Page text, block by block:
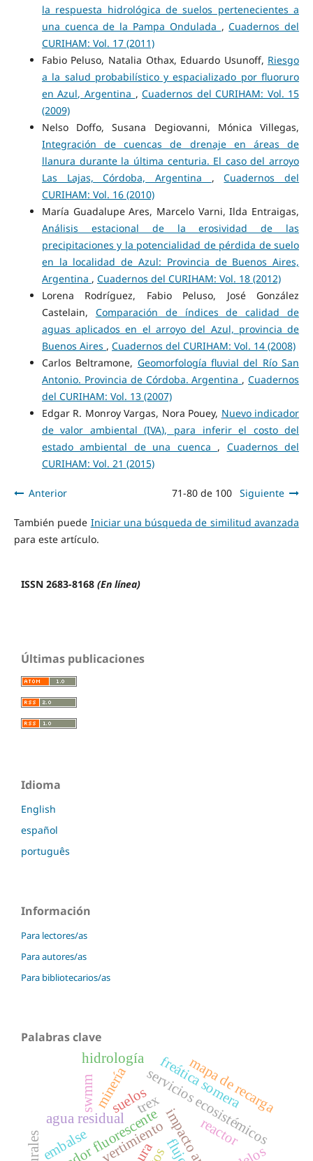
la respuesta hidrológica de suelos pertenecientes a
una cuenca de la Pampa Ondulada ,Cuadernos del
CURIHAM: Vol. 17 (2011)
Fabio Peluso, Natalia Othax, Eduardo Usunoff, Riesgo
a la salud probabilístico y espacializado por fluoruro
en Azul, Argentina ,Cuadernos del CURIHAM: Vol. 15
(2009)
Nelso Doffo, Susana Degiovanni, Mónica Villegas,
Integración de cuencas de drenaje en áreas de
llanura durante la última centuria. El caso del arroyo
Las Lajas, Córdoba, Argentina ,Cuadernos del
CURIHAM: Vol. 16 (2010)
María Guadalupe Ares, Marcelo Varni, Ilda Entraigas,
Análisis estacional de la erosividad de las
precipitaciones y la potencialidad de pérdida de suelo
en la localidad de Azul: Provincia de Buenos Aires,
Argentina , Cuadernos del CURIHAM: Vol. 18 (2012)
Lorena Rodríguez, Fabio Peluso, José González
Castelain, Comparación de índices de calidad de
aguas aplicados en el arroyo del Azul, provincia de
Buenos Aires , Cuadernos del CURIHAM: Vol. 14 (2008)
Carlos Beltramone, Geomorfología fluvial del Río San
Antonio. Provincia de Córdoba. Argentina ,Cuadernos
del CURIHAM: Vol. 13 (2007)
Edgar R. Monroy Vargas, Nora Pouey, Nuevo indicador
de valor ambiental (IVA), para inferir el costo del
estado ambiental de una cuenca , Cuadernos del
CURIHAM: Vol. 21 (2015)
Anterior 71-80 de 100 Siguiente
También puede Iniciar una búsqueda de similitud avanzada
para este artículo.
ISSN 2683-8168 (En línea)
Últimas publicaciones
Idioma
English
español
português
Información
Para lectores/as
Para autores/as
Para bibliotecarios/as
Palabras clave
trazador fluorescente reactor
agua residualvertimiento
suelosservicios ecosistémicos
swmm trexfreática somera
minería mapa de recarga
hidrología
embalse